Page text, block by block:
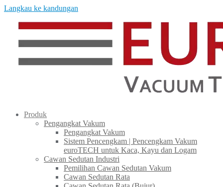
Langkau ke kandungan
Produk
Pengangkat Vakum
Pengangkat Vakum
Sistem Pencengkam | Pencengkam Vakum
euroTECH untuk Kaca, Kayu dan Logam
Cawan Sedutan Industri
Pemilihan Cawan Sedutan Vakum
Cawan Sedutan Rata